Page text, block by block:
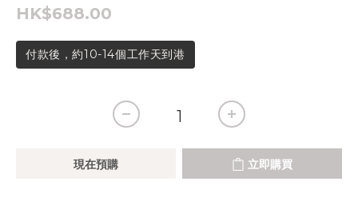
HK$688.00
付款後，約10-14個工作天到港
現在預購 立即購買